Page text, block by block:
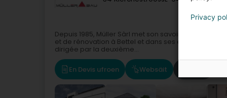
Depuis 1985, Müller Sàrl met son savoir-faire au
et de rénovation à Bettel et dans ses environs.
dirigée par la deuxième...
En Devis ufroen Websäit
Privacy